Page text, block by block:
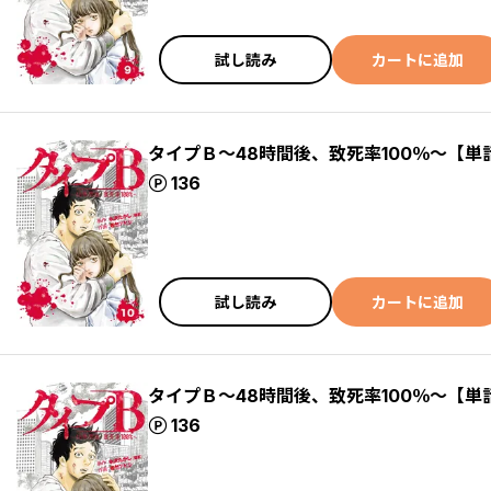
試し読み カートに追加
タイプＢ～48時間後、致死率100％～【単
136
ポイント
試し読み カートに追加
タイプＢ～48時間後、致死率100％～【単
136
ポイント